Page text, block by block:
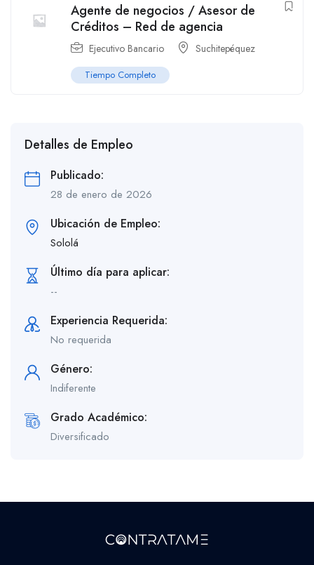
Agente de negocios / Asesor de
Créditos – Red de agencia
Ejecutivo Bancario Suchitepéquez
Tiempo Completo
Detalles de Empleo
Publicado:
28 de enero de 2026
Ubicación de Empleo:
Sololá
Último día para aplicar:
--
Experiencia Requerida:
No requerida
Género:
Indiferente
Grado Académico:
Diversificado